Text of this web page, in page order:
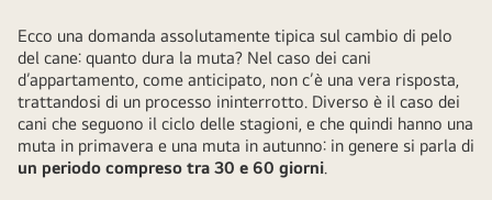
Ecco una domanda assolutamente tipica sul cambio di pelo
del cane: quanto dura la muta? Nel caso dei cani
d’appartamento, come anticipato, non c’è una vera risposta,
trattandosi di un processo ininterrotto. Diverso è il caso dei
cani che seguono il ciclo delle stagioni, e che quindi hanno una
muta in primavera e una muta in autunno: in genere si parla di
un periodo compreso tra 30 e 60 giorni.